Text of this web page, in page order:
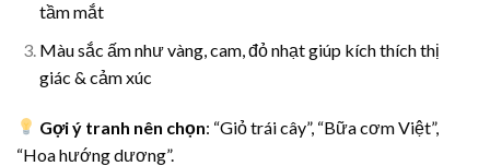
tầm mắt
Màu sắc ấm như vàng, cam, đỏ nhạt giúp kích thích thị
giác & cảm xúc
Gợi ý tranh nên chọn: “Giỏ trái cây”, “Bữa cơm Việt”,
“Hoa hướng dương”.